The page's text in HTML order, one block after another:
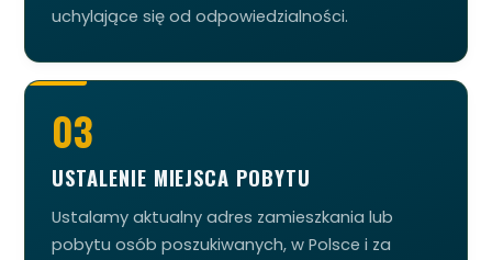
uchylające się od odpowiedzialności.
03
USTALENIE MIEJSCA POBYTU
Ustalamy aktualny adres zamieszkania lub
pobytu osób poszukiwanych, w Polsce i za